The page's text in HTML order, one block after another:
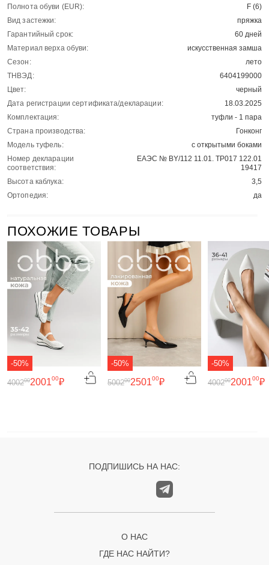
Полнота обуви (EUR):
F (6)
Вид застежки:
пряжка
Гарантийный срок:
60 дней
Материал верха обуви:
искусственная замша
Сезон:
лето
ТНВЭД:
6404199000
Цвет:
черный
Дата регистрации сертификата/декларации:
18.03.2025
Комплектация:
туфли - 1 пара
Страна производства:
Гонконг
Модель туфель:
с открытыми боками
Номер декларации
соответствия:
ЕАЭС № BY/112 11.01. ТР017 122.01
19417
Высота каблука:
3,5
Ортопедия:
да
ПОХОЖИЕ ТОВАРЫ
-50%
200100₽
400200
-50%
250100₽
500200
-50%
200100₽
400200
ПОДПИШИСЬ НА НАС:
О НАС
ГДЕ НАС НАЙТИ?